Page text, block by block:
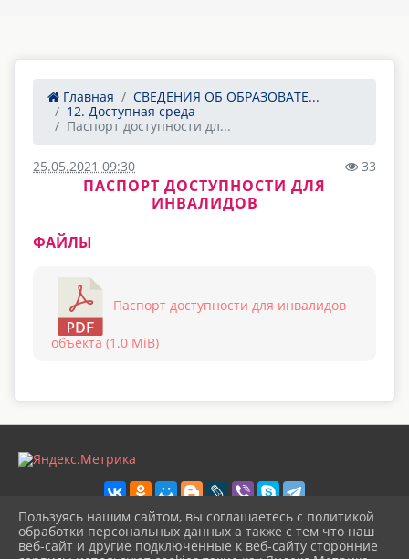
Главная
СВЕДЕНИЯ ОБ ОБРАЗОВАТЕ...
12. Доступная среда
Паспорт доступности дл...
25.05.2021 09:30 33
ПАСПОРТ ДОСТУПНОСТИ ДЛЯ
ИНВАЛИДОВ
ФАЙЛЫ
Паспорт доступности для инвалидов
объекта (1.0 MiB)
2026 г. vilcrtdu.ru
Пользуясь нашим сайтом, вы соглашаетесь с политикой
обработки персональных данных а также с тем что наш
веб-сайт и другие подключенные к веб-сайту сторонние